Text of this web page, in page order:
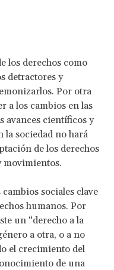
los derechos como
detractores y
Por otra
a los cambios en las
avances científicos y
la sociedad no hará
de los derechos
movimientos.
sociales clave
humanos. Por
un “derecho a la
a otra, o a no
el crecimiento del
de una